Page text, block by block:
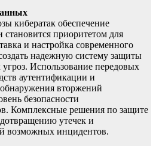
кибератак обеспечение
приоритетом для
и настройка современного
надежную систему защиты
Использование передовых
аутентификации и
вторжений
безопасности
Комплексные решения по защите
утечек и
возможных инцидентов.